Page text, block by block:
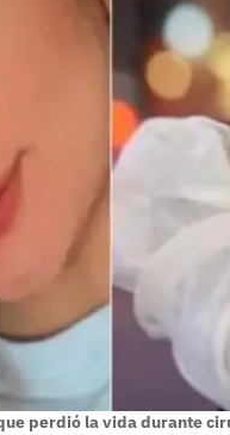
perdió la vida durante